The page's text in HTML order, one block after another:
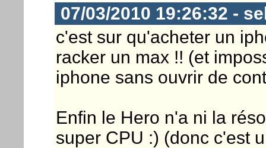
07/03/2010 19:26:32 -
c'est sur qu'acheter un
racker un max !! (et
iphone sans ouvrir de
Enfin le Hero n'a ni la
super CPU :) (donc c'est